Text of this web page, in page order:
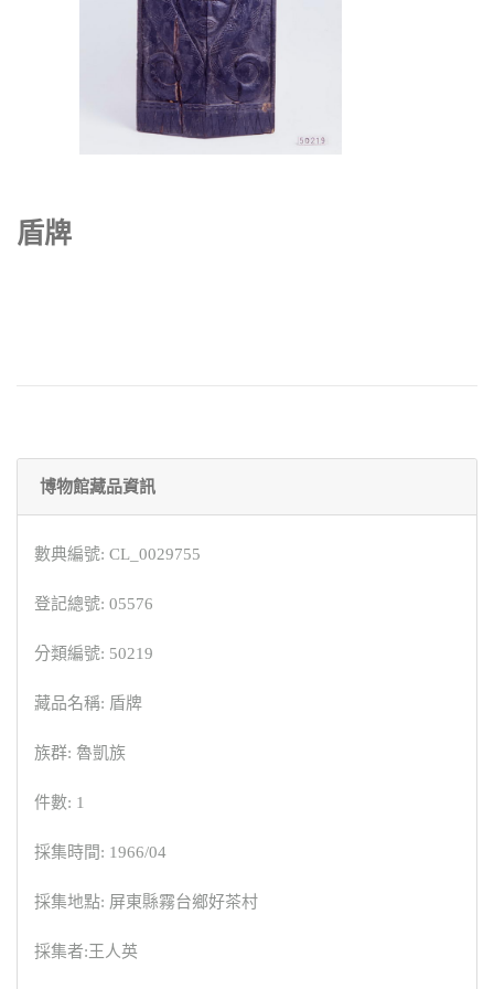
盾牌
博物館藏品資訊
數典編號: CL_0029755
登記總號: 05576
分類編號: 50219
藏品名稱: 盾牌
族群: 魯凱族
件數: 1
採集時間: 1966/04
採集地點: 屏東縣霧台鄉好茶村
採集者:王人英